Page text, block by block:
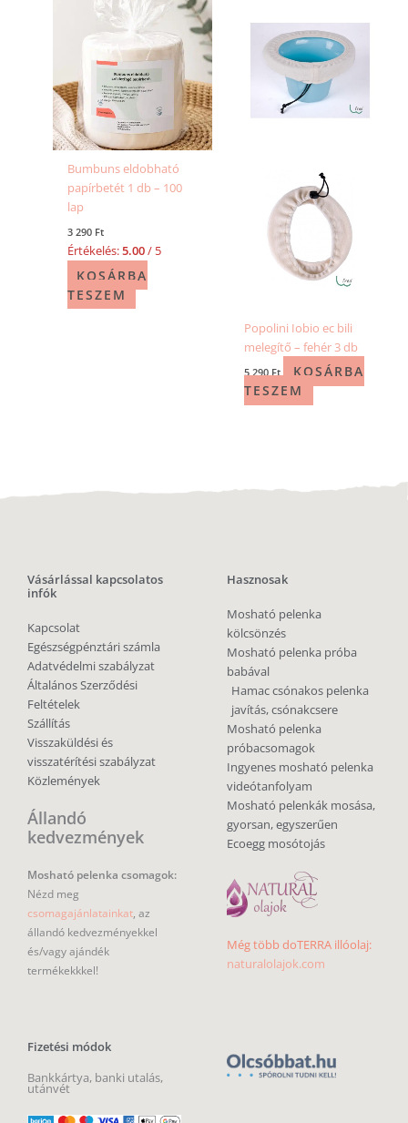
Bumbuns eldobható
papírbetét 1 db – 100
lap
3 290 Ft
Értékelés:5.00/ 5
KOSÁRBA
TESZEM
Popolini Iobio ec bili
melegítő – fehér 3 db
5 290Ft
KOSÁRBA
TESZEM
Vásárlással kapcsolatos
infók
Kapcsolat
Egészségpénztári számla
Adatvédelmi szabályzat
Általános Szerződési
Feltételek
Szállítás
Visszaküldési és
visszatérítési szabályzat
Közlemények
Állandó
kedvezmények
Mosható pelenka csomagok:
Nézd meg
csomagajánlatainkat, az
állandó kedvezményekkel
és/vagy ajándék
termékekkkel!
Fizetési módok
Bankkártya, banki utalás,
utánvét
Hasznosak
Mosható pelenka
kölcsönzés
Mosható pelenka próba
babával
Hamac csónakos pelenka
javítás, csónakcsere
Mosható pelenka
próbacsomagok
Ingyenes mosható pelenka
videótanfolyam
Mosható pelenkák mosása,
gyorsan, egyszerűen
Ecoegg mosótojás
Még több doTERRA illóolaj:
naturalolajok.com